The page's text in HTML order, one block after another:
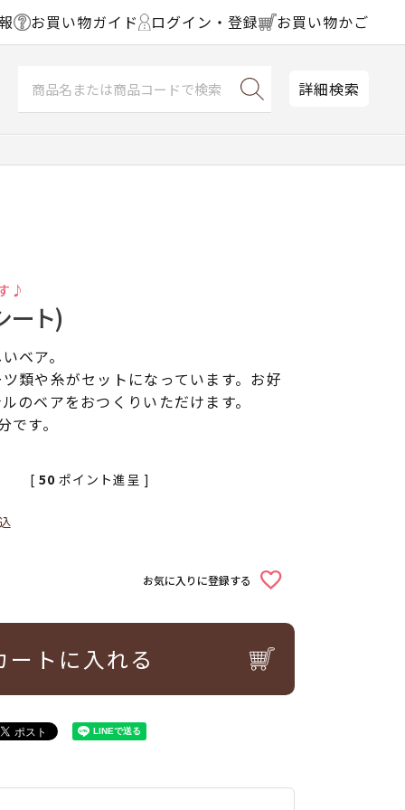
お買い物ガイド ログイン・登録 お買い物かご
詳細検索
♪
ート)
ベア。
類や糸がセットになっています。お好
のベアをおつくりいただけます。
す。
[ 50 ポイント進呈 ]
お気に入りに登録する
ートに入れる